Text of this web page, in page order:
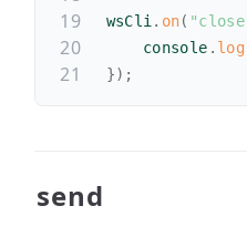
wsCli . on(
    console
. log
}) ;
send